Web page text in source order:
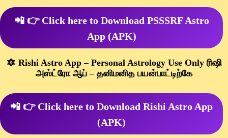
📲 👉 Click here to Download PSSSRF Astro
App (APK)
🔯 Rishi Astro App – Personal Astrology Use Only ரிஷி
அஸ்ட்ரோ ஆப் – தனிமனித பயன்பாட்டிற்கே
📲 👉 Click here to Download Rishi Astro App
(APK)